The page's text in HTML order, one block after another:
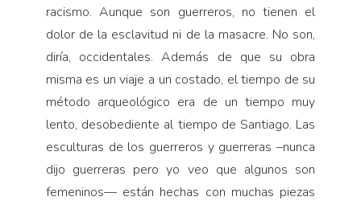
racismo. Aunque son guerreros, no tienen el
dolor de la esclavitud ni de la masacre. No son,
diría, occidentales. Además de que su obra
misma es un viaje a un costado, el tiempo de su
método arqueológico era de un tiempo muy
lento, desobediente al tiempo de Santiago. Las
esculturas de los guerreros y guerreras –nunca
dijo guerreras pero yo veo que algunos son
femeninos— están hechas con muchas piezas